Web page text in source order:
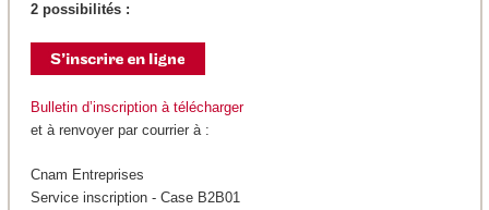
2 possibilités :
Bulletin d’inscription à télécharger
et à renvoyer par courrier à :
Cnam Entreprises
Service inscription - Case B2B01